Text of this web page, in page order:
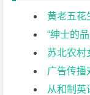
黄老五花
“绅士的
苏北农村
广告传播对全
从和制英